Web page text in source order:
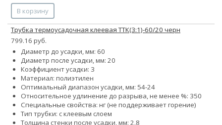
В корзину
Трубка термоусадочная клеевая ТТК(3:1)-60/20 черн
799.16 руб.
Диаметр до усадки, мм: 60
Диаметр после усадки, мм: 20
Коэффициент усадки: 3
Материал: полиэтилен
Оптимальный диапазон усадки, мм: 54-24
Относительное удлинение до разрыва, не менее %: 350
Специальные свойства: нг (не поддерживает горение)
Тип трубки: с клеевым слоем
Толщина стенки после усадки, мм: 2.8